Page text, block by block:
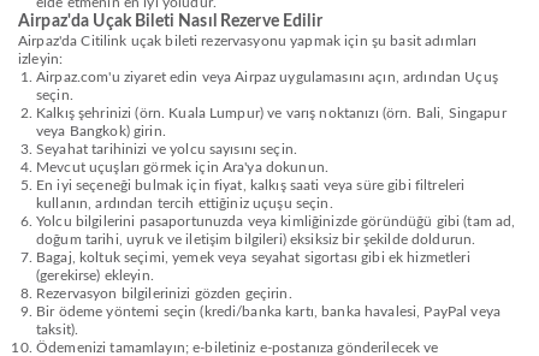
Airpaz'da Uçak Bileti Nasıl Rezerve Edilir
Airpaz'da Citilink uçak bileti rezervasyonu yapmak için şu basit adımları
izleyin:
Airpaz.com'u ziyaret edin veya Airpaz uygulamasını açın, ardından Uçuş
seçin.
Kalkış şehrinizi (örn. Kuala Lumpur) ve varış noktanızı (örn. Bali, Singapur
veya Bangkok) girin.
Seyahat tarihinizi ve yolcu sayısını seçin.
Mevcut uçuşları görmek için Ara'ya dokunun.
En iyi seçeneği bulmak için fiyat, kalkış saati veya süre gibi filtreleri
kullanın, ardından tercih ettiğiniz uçuşu seçin.
Yolcu bilgilerini pasaportunuzda veya kimliğinizde göründüğü gibi (tam ad,
doğum tarihi, uyruk ve iletişim bilgileri) eksiksiz bir şekilde doldurun.
Bagaj, koltuk seçimi, yemek veya seyahat sigortası gibi ek hizmetleri
(gerekirse) ekleyin.
Rezervasyon bilgilerinizi gözden geçirin.
Bir ödeme yöntemi seçin (kredi/banka kartı, banka havalesi, PayPal veya
taksit).
Ödemenizi tamamlayın; e-biletiniz e-postanıza gönderilecek ve